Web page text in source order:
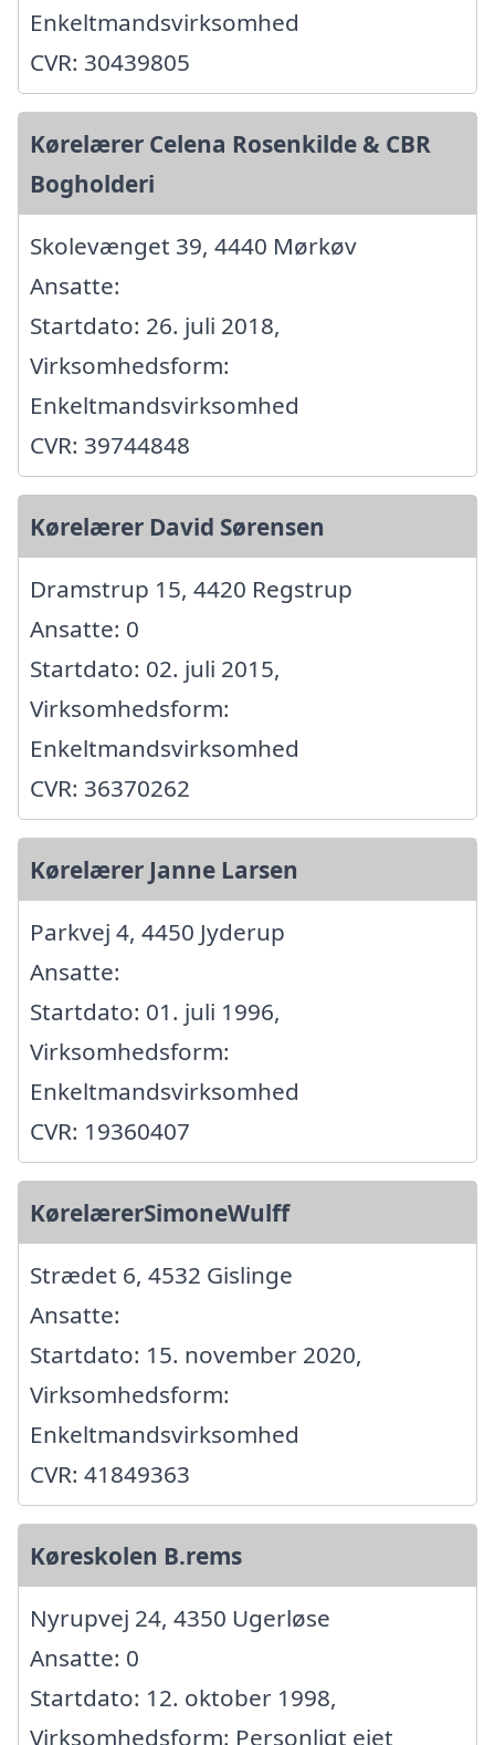
Enkeltmandsvirksomhed
CVR: 30439805
Kørelærer Celena Rosenkilde & CBR
Bogholderi
Skolevænget 39, 4440 Mørkøv
Ansatte:
Startdato: 26. juli 2018,
Virksomhedsform:
Enkeltmandsvirksomhed
CVR: 39744848
Kørelærer David Sørensen
Dramstrup 15, 4420 Regstrup
Ansatte: 0
Startdato: 02. juli 2015,
Virksomhedsform:
Enkeltmandsvirksomhed
CVR: 36370262
Kørelærer Janne Larsen
Parkvej 4, 4450 Jyderup
Ansatte:
Startdato: 01. juli 1996,
Virksomhedsform:
Enkeltmandsvirksomhed
CVR: 19360407
KørelærerSimoneWulff
Strædet 6, 4532 Gislinge
Ansatte:
Startdato: 15. november 2020,
Virksomhedsform:
Enkeltmandsvirksomhed
CVR: 41849363
Køreskolen B.rems
Nyrupvej 24, 4350 Ugerløse
Ansatte: 0
Startdato: 12. oktober 1998,
Virksomhedsform: Personligt ejet